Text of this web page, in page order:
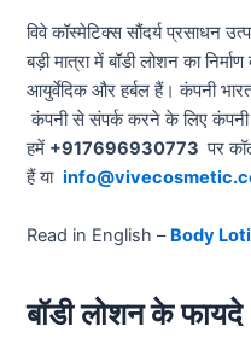
विवे कॉस्मेटिक्स सौंदर्य प्रसाधन
बड़ी मात्रा में बॉडी लोशन का
आयुर्वेदिक और हर्बल हैं। कंपनी भारत
कंपनी से संपर्क करने के लिए
हमें +917696930773 पर
हैं या
Read in English – Body
बॉडी लोशन के